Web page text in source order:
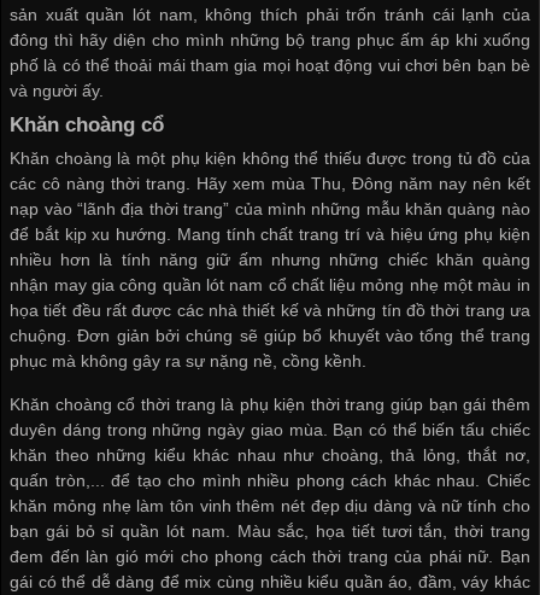
sản xuất quần lót nam , không thích phải trốn tránh cái lạnh của
đông thì hãy diện cho mình những bộ trang phục ấm áp khi xuống
phố là có thể thoải mái tham gia mọi hoạt động vui chơi bên bạn bè
và người ấy.
Khăn choàng cổ
Khăn choàng là một phụ kiện không thể thiếu được trong tủ đồ của
các cô nàng thời trang. Hãy xem mùa Thu, Đông năm nay nên kết
nạp vào “lãnh địa thời trang” của mình những mẫu khăn quàng nào
để bắt kịp xu hướng. Mang tính chất trang trí và hiệu ứng phụ kiện
nhiều hơn là tính năng giữ ấm nhưng những chiếc khăn quàng
nhận may gia công quần lót nam cổ chất liệu mỏng nhẹ một màu in
họa tiết đều rất được các nhà thiết kế và những tín đồ thời trang ưa
chuộng. Đơn giản bởi chúng sẽ giúp bổ khuyết vào tổng thể trang
phục mà không gây ra sự nặng nề, cồng kềnh.
Khăn choàng cổ thời trang là phụ kiện thời trang giúp bạn gái thêm
duyên dáng trong những ngày giao mùa. Bạn có thể biến tấu chiếc
khăn theo những kiểu khác nhau như choàng, thả lỏng, thắt nơ,
quấn tròn,... để tạo cho mình nhiều phong cách khác nhau. Chiếc
khăn mỏng nhẹ làm tôn vinh thêm nét đẹp dịu dàng và nữ tính cho
bạn gái bỏ sỉ quần lót nam . Màu sắc, họa tiết tươi tắn, thời trang
đem đến làn gió mới cho phong cách thời trang của phái nữ. Bạn
gái có thể dễ dàng để mix cùng nhiều kiểu quần áo, đầm, váy khác